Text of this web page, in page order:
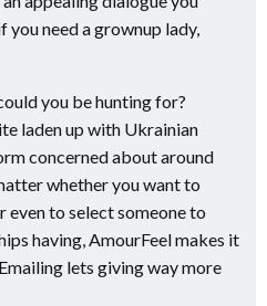
you need a grownup lady,
you be hunting for?
laden up with Ukrainian
concerned about around
whether you want to
even to select someone to
having, AmourFeel makes it
lets giving way more